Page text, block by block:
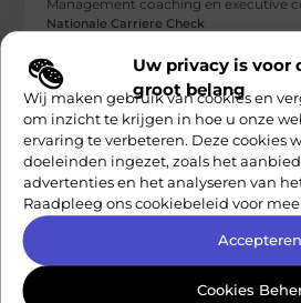
Uw privacy is voor
groot belang
Wij maken gebruik van cookies en
om inzicht te krijgen in hoe u onze
ervaring te verbeteren. Deze cookies
doeleinden ingezet, zoals het
advertenties en het analyseren van
Raadpleeg ons cookiebeleid voor
Accepteren
Cookies
Management coaching en executive
Nationale Carriere Check
Digitale portofoons: de toekomst
communicatie in de zakelijke
Digitale portofoons zijn niet meer